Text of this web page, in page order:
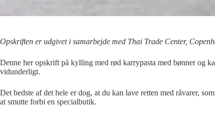
Opskriften er udgivet i samarbejde med Thai Trade Center,
Denne her opskrift på kylling med rød karrypasta med bønner og
vidunderligt.
Det bedste af det hele er dog, at du kan lave retten med råvarer,
at smutte forbi en specialbutik.